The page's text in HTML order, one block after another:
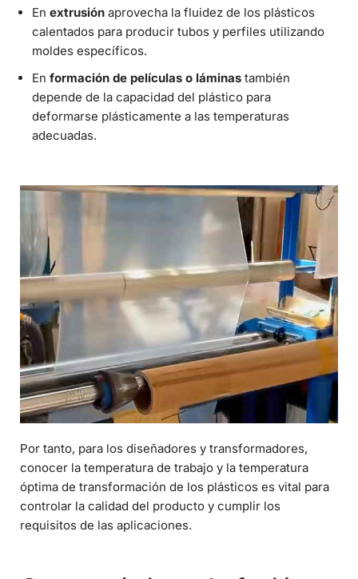
En extrusión aprovecha la fluidez de los plásticos
calentados para producir tubos y perfiles utilizando
moldes específicos.
En formación de películas o láminas también
depende de la capacidad del plástico para
deformarse plásticamente a las temperaturas
adecuadas.
Por tanto, para los diseñadores y transformadores,
conocer la temperatura de trabajo y la temperatura
óptima de transformación de los plásticos es vital para
controlar la calidad del producto y cumplir los
requisitos de las aplicaciones.